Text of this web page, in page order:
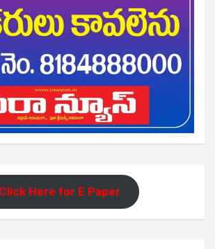
Click Here for E Paper